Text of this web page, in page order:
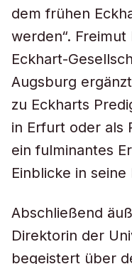
dem frühen
werden“.
Eckhart-
Augsburg
zu Eckharts
in Erfurt oder als
ein fulminantes
Einblicke in
Abschließend
Direktorin der
begeistert über